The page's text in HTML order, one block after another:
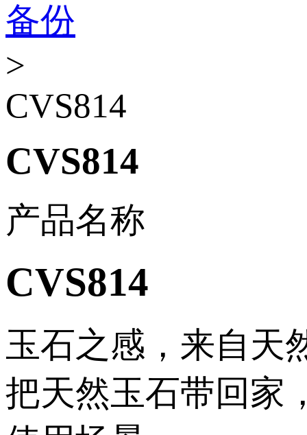
备份
>
CVS814
CVS814
产品名称
CVS814
玉石之感，来自天
把天然玉石带回家